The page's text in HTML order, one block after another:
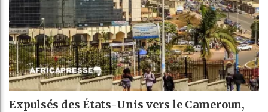
Expulsés des États-Unis vers le Cameroun,